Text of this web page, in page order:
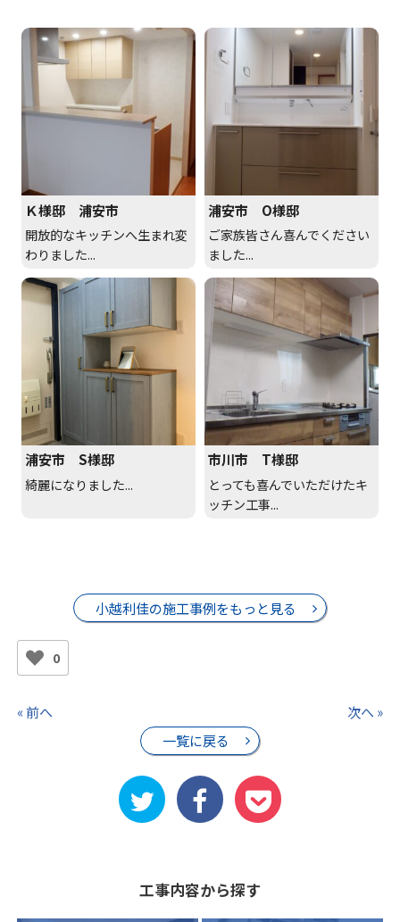
Ｋ様邸 浦安市
開放的なキッチンへ生まれ変
わりました...
浦安市 O様邸
ご家族皆さん喜んでください
ました...
浦安市 S様邸
綺麗になりました...
市川市 T様邸
とっても喜んでいただけたキ
ッチン工事...
小越利佳の施工事例をもっと見る
0
« 前へ
一覧に戻る
次へ »
工事内容から探す